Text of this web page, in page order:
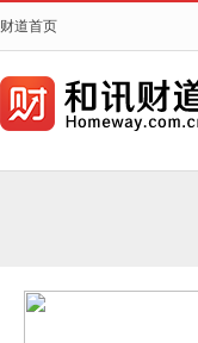
财道首页